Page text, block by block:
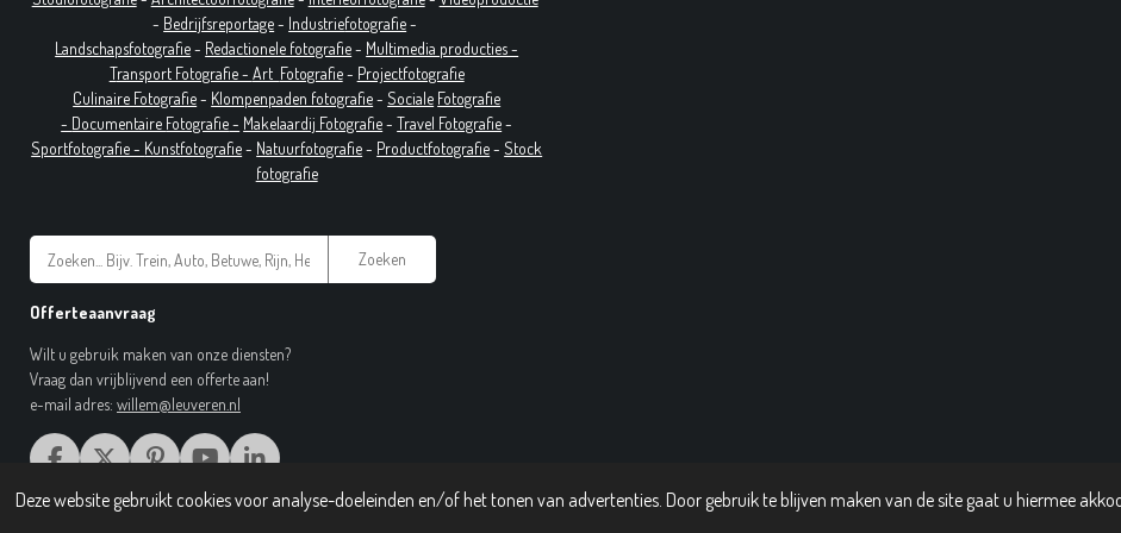
Deze website gebruikt cookies voor analyse-doeleinden en/of het tonen van advertenties. Door gebruik te blijven maken van de site gaat u hiermee
- Bedrijfsreportage- Industriefotografie-
Landschapsfotografie- Redactionele fotografie- Multimedia producties -
Transport Fotografie - Art Fotografie- Projectfotografie
Culinaire Fotografie- Klompenpaden fotografie-Sociale Fotografie
- Documentaire Fotografie- Makelaardij Fotografie-Travel Fotografie-
Sportfotografie - Kunstfotografie- Natuurfotografie- Productfotografie-Stock
fotografie
Zoeken
Offerteaanvraag
Wilt u gebruik maken van onze diensten?
Vraag dan vrijblijvend een offerte aan!
e-mail adres: willem@leuveren.nl
F
C
X
P
I
N
Y
O
U
L
N
© 2017 Regiobeeldbank.nl